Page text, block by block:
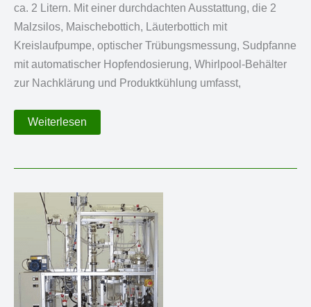
ca. 2 Litern. Mit einer durchdachten Ausstattung, die 2
Malzsilos, Maischebottich, Läuterbottich mit
Kreislaufpumpe, optischer Trübungsmessung, Sudpfanne
mit automatischer Hopfendosierung, Whirlpool-Behälter
zur Nachklärung und Produktkühlung umfasst,
Vollautomatische
Mikro-
Weiterlesen